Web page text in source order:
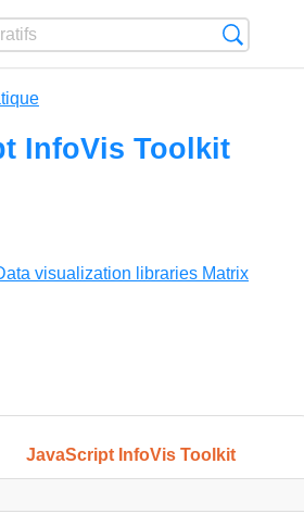
InfoVis Toolkit
visualization libraries Matrix
JavaScript InfoVis Toolkit